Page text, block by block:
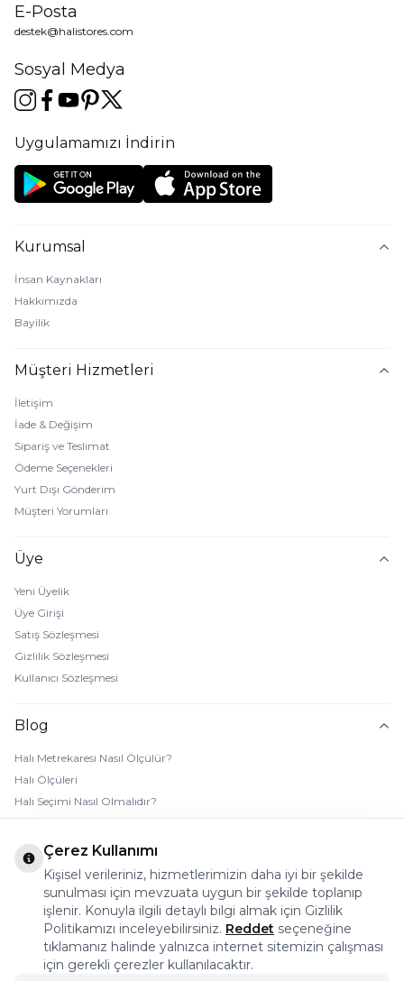
E-Posta
destek@halistores.com
Sosyal Medya
Uygulamamızı İndirin
Kurumsal
İnsan Kaynakları
Hakkımızda
Bayilik
Müşteri Hizmetleri
İletişim
İade & Değişim
Sipariş ve Teslimat
Ödeme Seçenekleri
Yurt Dışı Gönderim
Müşteri Yorumları
Üye
Yeni Üyelik
Üye Girişi
Satış Sözleşmesi
Gizlilik Sözleşmesi
Kullanıcı Sözleşmesi
Blog
Halı Metrekaresi Nasıl Ölçülür?
Halı Ölçüleri
Halı Seçimi Nasıl Olmalıdır?
Halı Rengi Nasıl Seçilir?
Halı Temizliği Nasıl Yapılır?
Bebek Halı Temizliği Nasıl Yapılır?
7 Adımda Halı Lekesi Çıkarma
Halı Kaydırmaz Ped Nasıl Kullanılır?
© 2026 Halı Stores Her Hakkı Saklıdır, Kopyalanamaz.
Çerez Kullanımı
Kişisel verileriniz, hizmetlerimizin daha iyi bir şekilde
sunulması için mevzuata uygun bir şekilde toplanıp
işlenir. Konuyla ilgili detaylı bilgi almak için Gizlilik
Politikamızı inceleyebilirsiniz. Reddet seçeneğine
tıklamanız halinde yalnızca internet sitemizin çalışması
için gerekli çerezler kullanılacaktır.